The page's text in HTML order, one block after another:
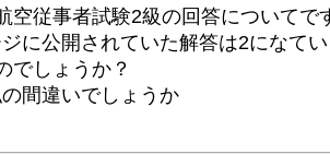
空従事者試験2級の回答についてで
に公開されていた解答は2になて
でしょうか？
間違いでしょうか